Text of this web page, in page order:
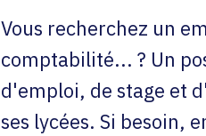
Vous recherchez un
comptabilité... ? Un
d'emploi, de stage et
ses lycées. Si besoin,